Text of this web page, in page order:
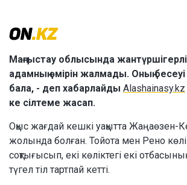
Маңғыстау облысында
адамның өмірін жалмады. Оның
бала, - деп хабарлайды Alashainasy.kz
ке сілтеме жасап.
Оқыс жағдай кешкі уақытта Жаңаөзен-
жолында болған. Тойота мен Рено
соқтығысып, екі көліктегі екі
түгел тіл тартпай кетті.